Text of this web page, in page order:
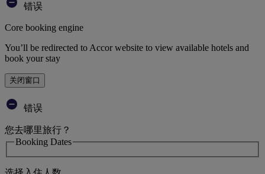
错误
Core booking engine
You’ll be redirected to Accor website to view available hotels and
book your stay
关闭窗口
错误
您去哪里旅行？
Booking Dates